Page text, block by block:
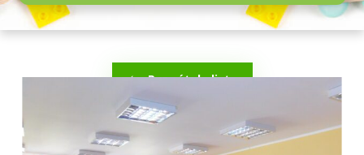
Powrót do listy